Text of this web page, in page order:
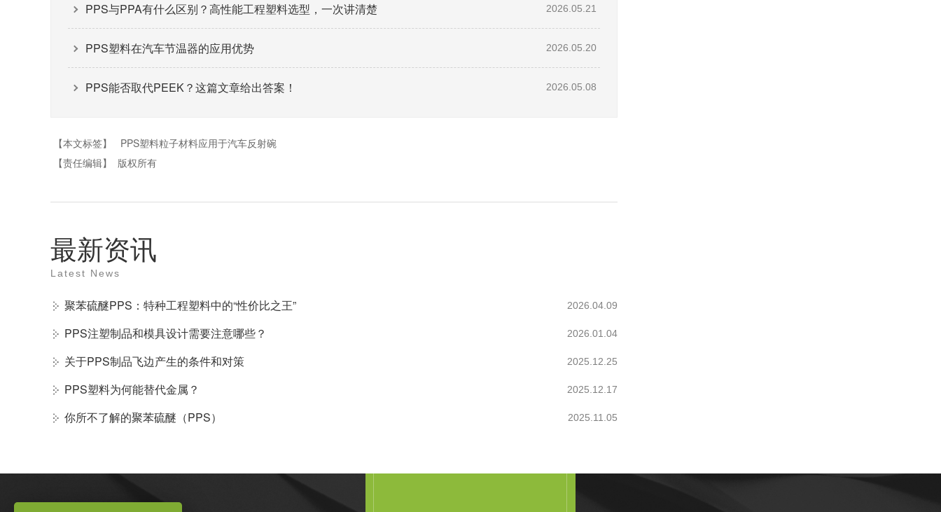
PPS与PPA有什么区别？高性能工程塑料选型，一次讲清楚 2026.05.21
PPS塑料在汽车节温器的应用优势 2026.05.20
PPS能否取代PEEK？这篇文章给出答案！ 2026.05.08
【本文标签】
PPS塑料粒子材料应用于汽车反射碗
【责任编辑】
版权所有
最新资讯
Latest News
聚苯硫醚PPS：特种工程塑料中的“性价比之王” 2026.04.09
PPS注塑制品和模具设计需要注意哪些？ 2026.01.04
关于PPS制品飞边产生的条件和对策 2025.12.25
PPS塑料为何能替代金属？ 2025.12.17
你所不了解的聚苯硫醚（PPS） 2025.11.05